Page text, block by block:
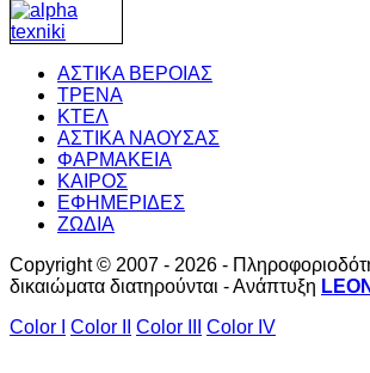
ΑΣΤΙΚΑ ΒΕΡΟΙΑΣ
ΤΡΕΝΑ
ΚΤΕΛ
ΑΣΤΙΚΑ ΝΑΟΥΣΑΣ
ΦΑΡΜΑΚΕΙΑ
ΚΑΙΡΟΣ
ΕΦΗΜΕΡΙΔΕΣ
ΖΩΔΙΑ
Copyright © 2007 - 2026 -
δικαιώματα διατηρούνται - Ανάπτυξη
Color I
Color II Color III Color IV